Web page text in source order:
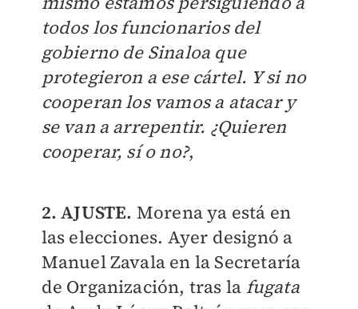
todos los funcionarios del
gobierno de Sinaloa que
protegieron a ese cártel. Y si no
cooperan los vamos a atacar y
se van a arrepentir. ¿Quieren
cooperar, sí o no?,
2. AJUSTE. Morena ya está en
las elecciones. Ayer designó a
Manuel Zavala en la Secretaría
de Organización, tras la fugata